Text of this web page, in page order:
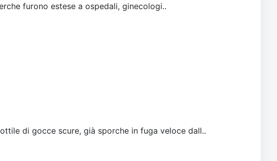
furono estese a ospedali, ginecologi..
di gocce scure, già sporche in fuga veloce dall..